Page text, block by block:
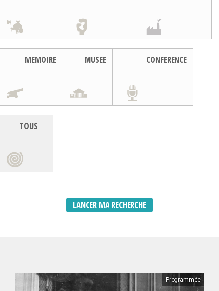
MEMOIRE MUSEE CONFERENCE
TOUS
LANCER MA RECHERCHE
Programmée